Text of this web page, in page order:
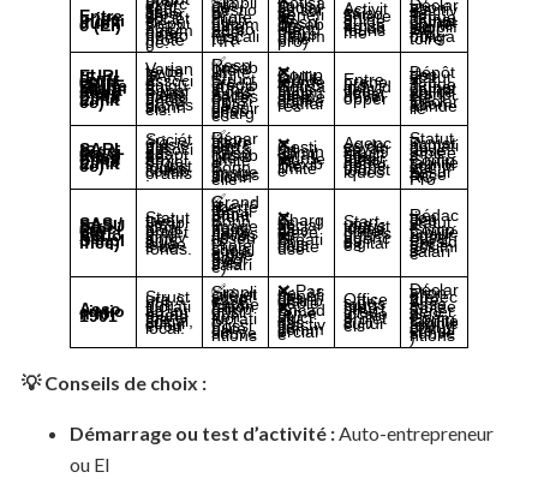
Entreprise Individuelle (EI)
Statut pour exercer seul, sans créer de société. Depuis 2022, patrimoine personnel protégé.
✅ Simplicité de gestion
✅ Protection du patrimoine personnel
✅ Fiscalité à l’IR
❌ Cotisations sociales sur le bénéfice
❌ Responsabilité étendue (hors patrimoine pro)
Activités saisonnières, guides, artisans du tourisme
– Déclaration d’activité
– Tenue d’une comptabilité simplifiée
– RC Pro obligatoire
EURL (Entreprise Unipersonnelle à Responsabilité Limitée) Variante de la SARL à associé unique. Sépare les biens personnels et professionnels.
✅ Responsabilité limitée
✅ Structure crédible auprès des partenaires
✅ Possibilité de déduire les charges
❌ Comptabilité plus lourde
❌ Cotisations minimales même sans chiffre d’affaires
Entrepreneurs individuels voulant se développer
– Dépôt des statuts
– Tenue d’une comptabilité complète
– Déclaration annuelle
SARL (Société à Responsabilité Limitée) Société à plusieurs associés, adaptée aux projets touristiques collaboratifs.
✅ Répartition claire des parts
✅ Responsabilité limitée
✅ Bonne image professionnelle
❌ Gestion administrative lourde
❌ Flexibilité limitée Agences de voyages, structures familiales, hébergements touristiques
– Statuts, immatriculation, assemblées
– Comptabilité complète
– Assurance RC Pro
SAS / SASU (Société par Actions Simplifiée) Statut très flexible, idéal pour projets innovants ou levées de fonds.
✅ Grande liberté de fonctionnement
✅ Bonne image pour partenaires/investisseurs
✅ Protection sociale du dirigeant (régime salarié)
❌ Charges sociales plus élevées
❌ Création plus coûteuse Start-ups touristiques, plateformes, agences digitales
– Rédaction des statuts
– Comptabilité rigoureuse
– Président = assimilé salarié
Association loi 1901
Structure à but non lucratif, adaptée au tourisme social, culturel ou local.
✅ Simplicité et souplesse
✅ Exonération d’impôt si but non lucratif
✅ Possibilité de subventions
❌ Pas de bénéfices distribuables
❌ Encadrement strict en cas d’activité commerciale
Offices de tourisme, structures locales, projets culturels
– Déclaration en préfecture
– Assemblées générales
– Comptabilité simple (ou complète si subventions)
💡 Conseils de choix :
Démarrage ou test d’activité : Auto-entrepreneur
ou EI